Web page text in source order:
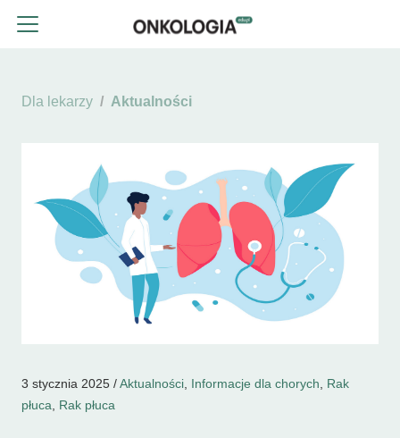
Dla lekarzy Aktualności
3 stycznia 2025 /Aktualności Informacje dla chorych
Rak
płuca
Rak płuca